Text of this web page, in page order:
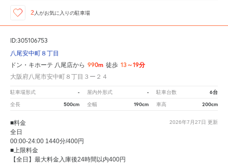
2 人がお気に入りの駐車場
ID:305106753
八尾安中町８丁目
ドン・キホーテ 八尾店から 990m 徒歩 13～19分
大阪府八尾市安中町８丁目３ー２４
駐車場形式 - 屋内外形式 - 駐車台数 6台
全長 500cm 全幅 190cm 車高 200cm
2026年7月27日 更新
■料金
全日
00:00-24:00 1440分/400円
■上限料金
【全日】最大料金入庫後24時間以内400円